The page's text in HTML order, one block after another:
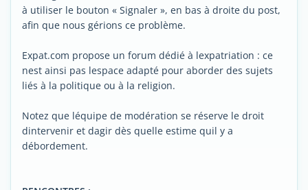
à utiliser le bouton « Signaler », en bas à droite du post,
afin que nous gérions ce problème.
Expat.com propose un forum dédié à lexpatriation : ce
nest ainsi pas lespace adapté pour aborder des sujets
liés à la politique ou à la religion.
Notez que léquipe de modération se réserve le droit
dintervenir et dagir dès quelle estime quil y a
débordement.